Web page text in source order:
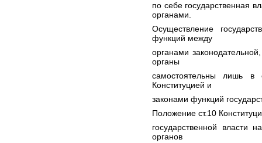
по себе государственная
органами.
Осуществление
функций между
органами
органы
самостоятельны лишь в
Конституцией и
законами функций
Положение ст.10
государственной
органов